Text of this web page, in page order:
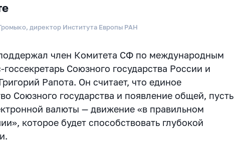
директор Института Европы РАН
член Комитета СФ по международным
госсекретарь Союзного государства России и
Рапота. Он считает, что единое
Союзного государства и появление общей, пусть
валюты — движение «в правильном
которое будет способствовать глубокой